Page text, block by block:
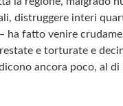
distruggere interi
ha fatto venire
e torturate e
ancora poco, al di